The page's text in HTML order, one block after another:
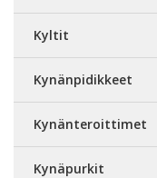
Kyltit
Kynänpidikkeet
Kynänteroittimet
Kynäpurkit